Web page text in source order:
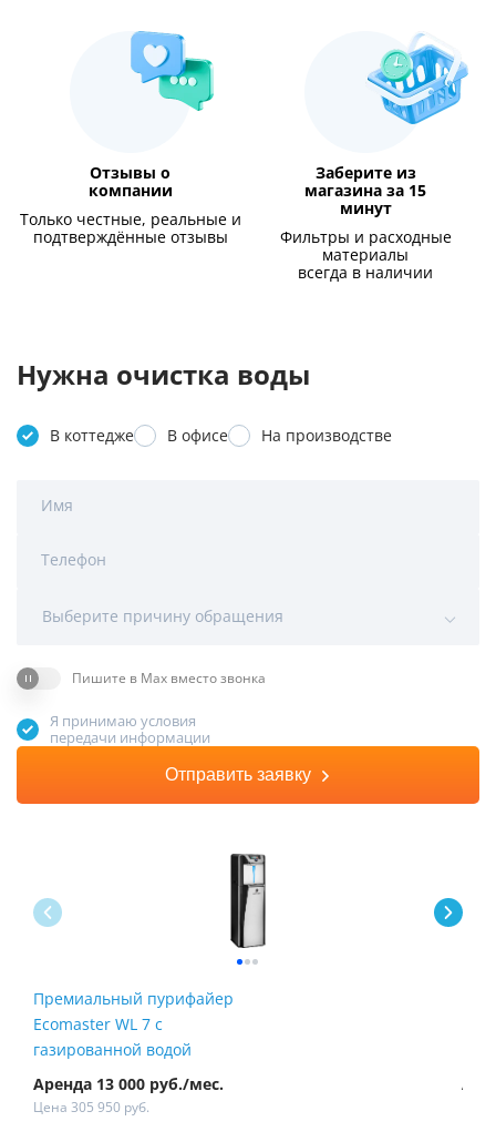
Отзывы о
компании
Только честные, реальные и
подтверждённые отзывы
Заберите из
магазина за 15
минут
Фильтры и расходные
материалы
всегда в наличии
Нужна очистка воды
В коттедже В офисе На производстве
Имя
Телефон
Выберите причину обращения
Пишите в Max вместо звонка
Я принимаю условия
передачи информации
Отправить заявку
Премиальный пурифайер
Ecomaster WL 7 с
газированной водой
Аренда 13 000 руб./мес.
Цена 305 950 руб.